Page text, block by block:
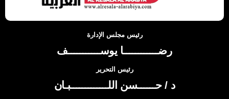
رئيس مجلس الإدارة
رضــــــــــــا يوســـــــــــف
رئيس التحرير
د / حــــــسن اللـــــــــــــبـان